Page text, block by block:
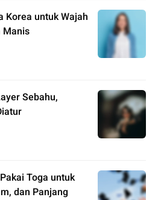
Korea untuk Wajah
Manis
Sebahu,
Toga untuk
dan Panjang